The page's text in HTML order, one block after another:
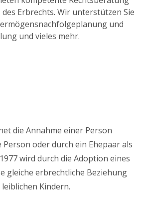
Erbrechts. Wir unterstützen Sie
und
und vieles mehr.
die Annahme einer Person
oder durch ein Ehepaar als
wird durch die Adoption eines
gleiche erbrechtliche Beziehung
Kindern.